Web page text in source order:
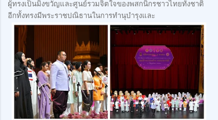
ผู้ทรงเป็นมิ่งขวัญและศูนย์รวมจิตใจของพสกนิกรชาวไทยทั้งชาติ
อีกทั้งทรงมีพระราชปณิธานในการทำนุบำรุงและ